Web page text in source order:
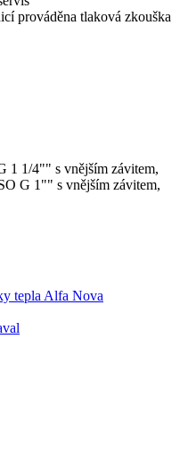
prováděna tlaková zkouška
1 1/4"" s vnějším závitem,
G 1"" s vnějším závitem,
tepla Alfa Nova